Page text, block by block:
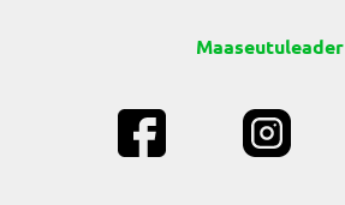
Maaseutuleader